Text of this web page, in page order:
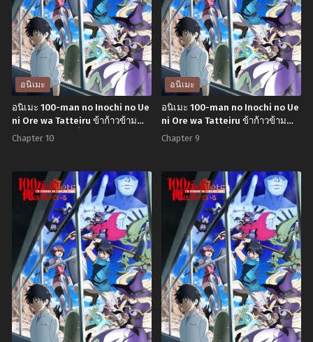
อนิเมะ
อนิเมะ 100-man no Inochi no Ue
ni Ore wa Tatteiru ข้าก้าวข้าม
ผ่าน 1 ล้านชีวิตเพื่อพิชิตเกมมรณะ
Chapter 10
อนิเมะ
อนิเมะ 100-man no Inochi no Ue
ni Ore wa Tatteiru ข้าก้าวข้าม
ผ่าน 1 ล้านชีวิตเพื่อพิชิตเกมมรณะ
Chapter 9